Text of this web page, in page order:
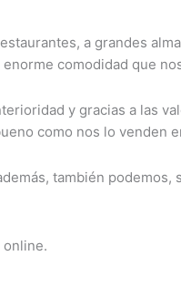
a grandes
comodidad que
y gracias a las
como nos lo venden
también
online.